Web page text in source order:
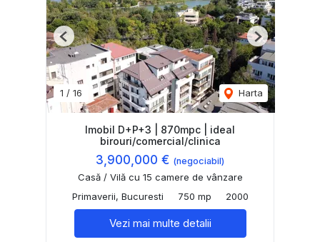
1 / 16 Harta
Previous Next
Imobil D+P+3 | 870mpc | ideal
birouri/comercial/clinica
3,900,000 € (negociabil)
Casă / Vilă cu 15 camere de vânzare
Primaverii, Bucuresti
750 mp 2000
Vezi mai multe detalii